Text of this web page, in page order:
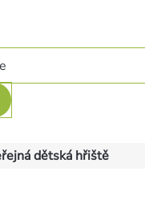
dětská hřiště